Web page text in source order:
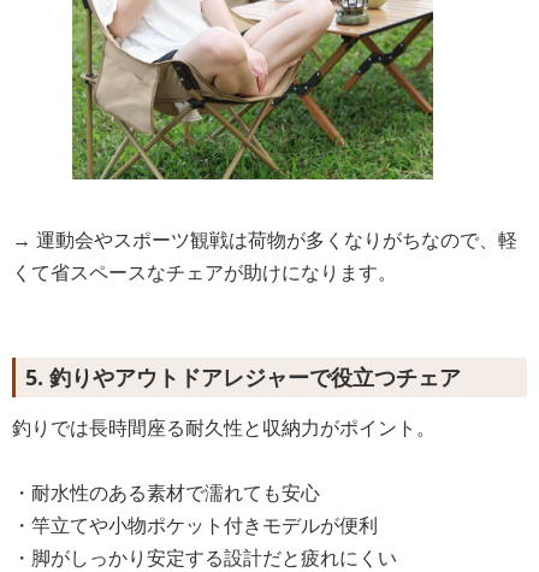
→ 運動会やスポーツ観戦は荷物が多くなりがちなので、軽
くて省スペースなチェアが助けになります。
5. 釣りやアウトドアレジャーで役立つチェア
釣りでは長時間座る耐久性と収納力がポイント。
・耐水性のある素材で濡れても安心
・竿立てや小物ポケット付きモデルが便利
・脚がしっかり安定する設計だと疲れにくい